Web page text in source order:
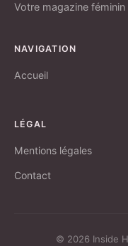
Votre magazine
NAVIGATION
Accueil
LÉGAL
Mentions légales
Contact
© 2026 Inside